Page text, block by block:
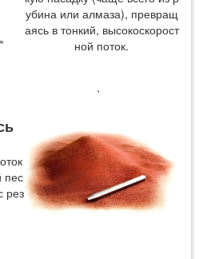
убина или алмаза), превращ
аясь в тонкий, высокоскорост
ной поток.
пес
рез
、